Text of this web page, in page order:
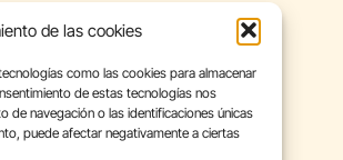
de las cookies
como las cookies para almacenar
de estas tecnologías nos
navegación o las identificaciones únicas
puede afectar negativamente a ciertas